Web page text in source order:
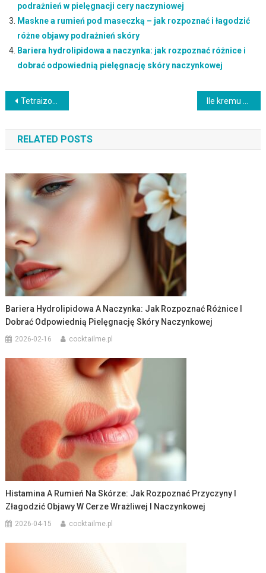
podrażnień w pielęgnacji cery naczyniowej
Maskne a rumień pod maseczką – jak rozpoznać i łagodzić
różne objawy podrażnień skóry
Bariera hydrolipidowa a naczynka: jak rozpoznać różnice i
dobrać odpowiednią pielęgnację skóry naczynkowej
Nawigacja
wpisu
Tetraizopalmitynian askorbylu w pielęgnacji skóry: jak stosować, dla kogo i czego unikać
RELATED POSTS
Bariera Hydrolipidowa A Naczynka: Jak Rozpoznać Różnice I
Dobrać Odpowiednią Pielęgnację Skóry Naczynkowej
2026-02-16 cocktailme.pl
Histamina A Rumień Na Skórze: Jak Rozpoznać Przyczyny I
Złagodzić Objawy W Cerze Wrażliwej I Naczynkowej
2026-04-15 cocktailme.pl